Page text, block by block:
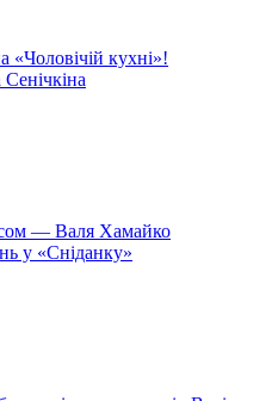
«Чоловічій кухні»!
— Валя Хамайко
у «Сніданку»